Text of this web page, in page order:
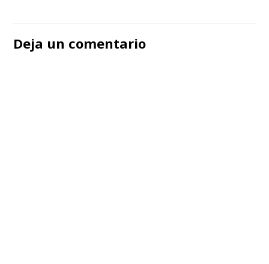
entradas
Deja un comentario